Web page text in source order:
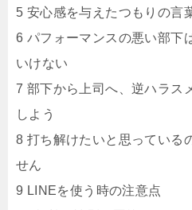
5 安心感を与えたつもりの言
6 パフォーマンスの悪い部下
いけない
7 部下から上司へ、逆ハラス
しよう
8 打ち解けたいと思っている
せん
9 LINEを使う時の注意点